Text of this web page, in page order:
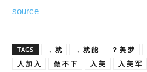
source
TAGS ， 就 ， 就 能 ？ 美 梦
人 加 入
做 不 下 入 美 入 美 军